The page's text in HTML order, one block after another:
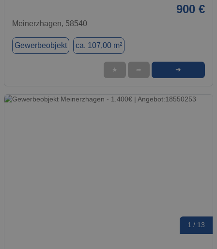
900 €
Meinerzhagen, 58540
Gewerbeobjekt ca. 107,00 m²
★ ➦ ➜
1 / 13